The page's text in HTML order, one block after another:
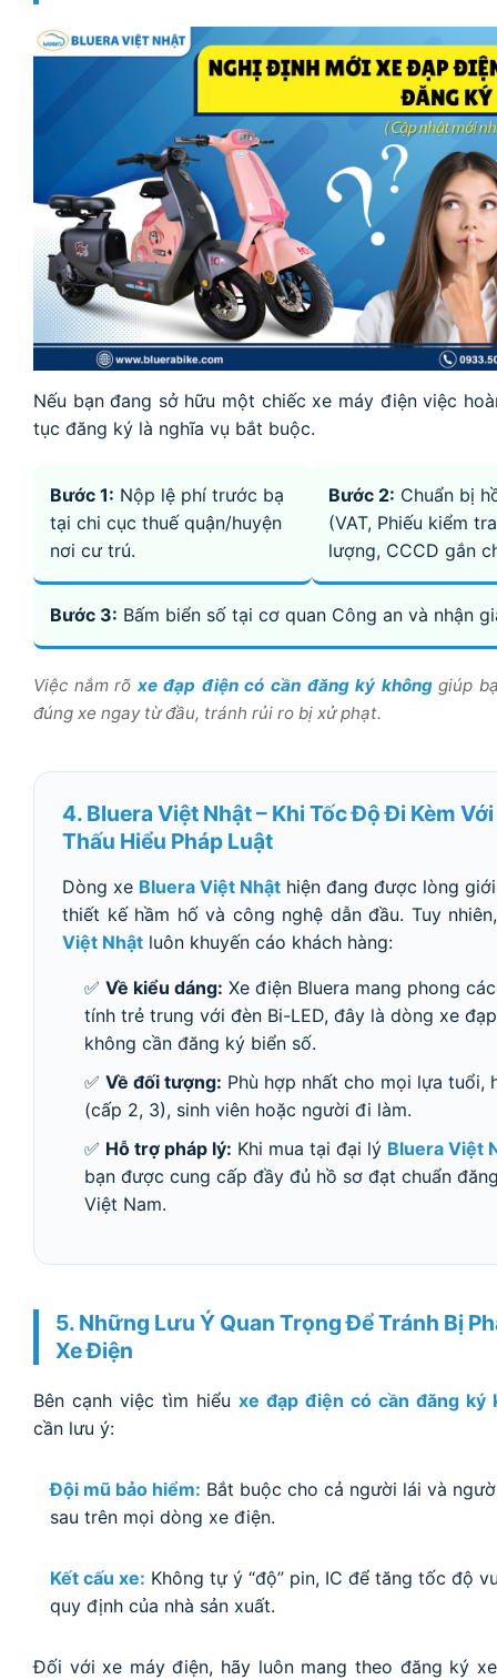
Nếu bạn đang sở hữu một chiếc xe máy điện việc
tục đăng ký là nghĩa vụ bắt buộc.
Bước 1: Nộp lệ phí trước bạ
tại chi cục thuế quận/huyện
nơi cư trú.
Bước 2: Chuẩn bị
(VAT, Phiếu kiểm
lượng, CCCD gắn
Bước 3: Bấm biển số tại cơ quan Công an và nhận
Việc nắm rõ xe đạp điện có cần đăng ký khônggiúp
đúng xe ngay từ đầu, tránh rủi ro bị xử phạt.
4. Bluera Việt Nhật – Khi Tốc Độ Đi Kèm
Thấu Hiểu Pháp Luật
Dòng xe Bluera Việt Nhật hiện đang được lòng
thiết kế hầm hố và công nghệ dẫn đầu. Tuy
Việt Nhật luôn khuyến cáo khách hàng:
✅ Về kiểu dáng: Xe điện Bluera mang phong
tính trẻ trung với đèn Bi-LED, đây là dòng xe
không cần đăng ký biển số.
✅ Về đối tượng: Phù hợp nhất cho mọi lựa tuổi,
(cấp 2, 3), sinh viên hoặc người đi làm.
✅ Hỗ trợ pháp lý: Khi mua tại đại lý Bluera Việt
bạn được cung cấp đầy đủ hồ sơ đạt chuẩn
Việt Nam.
5. Những Lưu Ý Quan Trọng Để Tránh Bị
Xe Điện
Bên cạnh việc tìm hiểu xe đạp điện có cần đăng ký
cần lưu ý:
Đội mũ bảo hiểm: Bắt buộc cho cả người lái và
sau trên mọi dòng xe điện.
Kết cấu xe: Không tự ý “độ” pin, IC để tăng tốc độ
quy định của nhà sản xuất.
Đối với xe máy điện, hãy luôn mang theo đăng ký